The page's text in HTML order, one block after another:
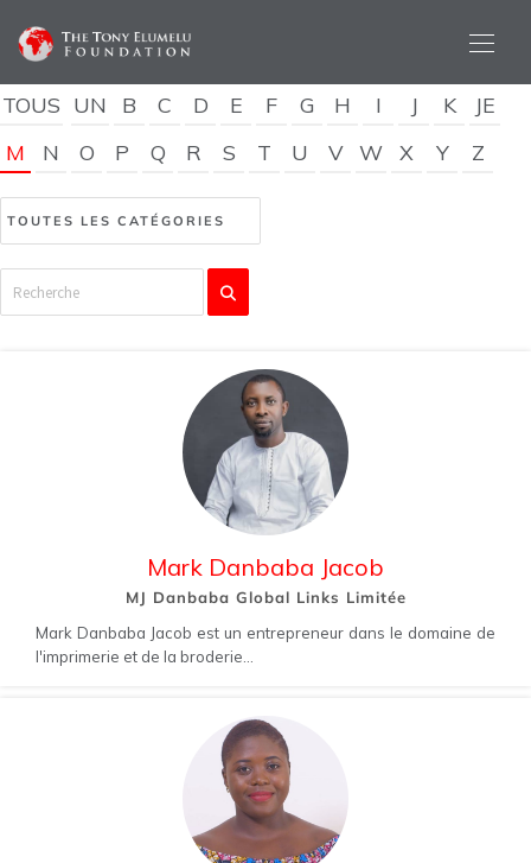
TOUS UN B C D E F G H I J K
JE
M
N O P Q R S T U V W X Y Z
Mark Danbaba Jacob
MJ Danbaba Global Links Limitée
Mark Danbaba Jacob est un entrepreneur dans le domaine de
l'imprimerie et de la broderie...